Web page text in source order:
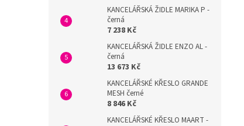
KANCELÁŘSKÁ ŽIDLE MARIKA P -
černá
7 238 Kč
KANCELÁŘSKÁ ŽIDLE ENZO AL -
černá
13 673 Kč
KANCELÁŘSKÉ KŘESLO GRANDE
MESH černé
8 846 Kč
KANCELÁŘSKÉ KŘESLO MAART -